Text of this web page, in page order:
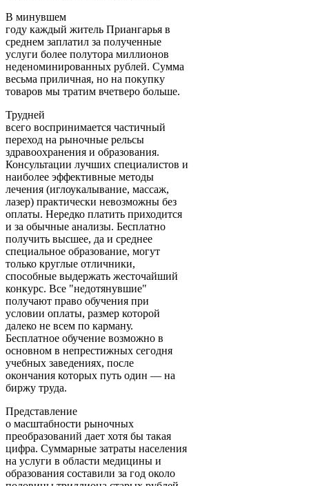
В минувшем
году каждый житель Приангарья в
среднем заплатил за полученные
услуги более полутора миллионов
неденоминированных рублей. Сумма
весьма приличная, но на покупку
товаров мы тратим вчетверо больше.
Трудней
всего воспринимается частичный
переход на рыночные рельсы
здравоохранения и образования.
Консультации лучших специалистов и
наиболее эффективные методы
лечения (иглоукалывание, массаж,
лазер) практически невозможны без
оплаты. Нередко платить приходится
и за обычные анализы. Бесплатно
получить высшее, да и среднее
специальное образование, могут
только круглые отличники,
способные выдержать жесточайший
конкурс. Все "недотянувшие"
получают право обучения при
условии оплаты, размер которой
далеко не всем по карману.
Бесплатное обучение возможно в
основном в непрестижных сегодня
учебных заведениях, после
окончания которых путь один — на
биржу труда.
Представление
о масштабности рыночных
преобразований дает хотя бы такая
цифра. Суммарные затраты населения
на услуги в области медицины и
образования составили за год около